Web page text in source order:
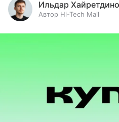
Ильдар
Автор Hi-Tech Mail